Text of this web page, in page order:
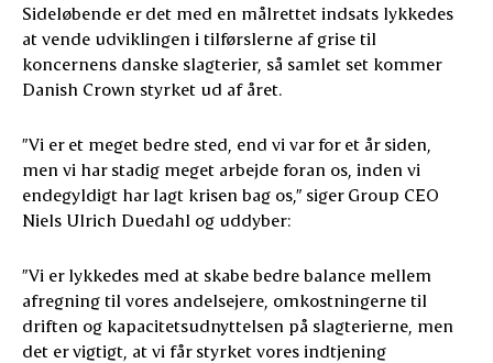
Sideløbende er det med en målrettet indsats lykkedes
at vende udviklingen i tilførslerne af grise til
koncernens danske slagterier, så samlet set kommer
Danish Crown styrket ud af året.
”Vi er et meget bedre sted, end vi var for et år siden,
men vi har stadig meget arbejde foran os, inden vi
endegyldigt har lagt krisen bag os,” siger Group CEO
Niels Ulrich Duedahl og uddyber:
”Vi er lykkedes med at skabe bedre balance mellem
afregning til vores andelsejere, omkostningerne til
driften og kapacitetsudnyttelsen på slagterierne, men
det er vigtigt, at vi får styrket vores indtjening